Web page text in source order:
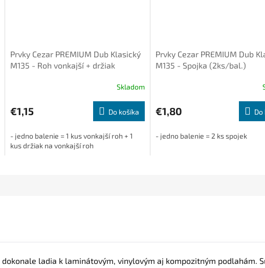
Prvky Cezar PREMIUM Dub Klasický
M135 - Roh vonkajší + držiak
Skladom
€1,15 Do košíka
- jedno balenie = 1 kus vonkajší roh + 1
kus držiak na vonkajší roh
Prvky Cezar PREMIUM Dub
M135 - Spojka (2ks/bal.)
€1,80 Do
- jedno balenie = 2 ks spojek
dokonale ladia k laminátovým, vinylovým aj kompozitným podlahám.